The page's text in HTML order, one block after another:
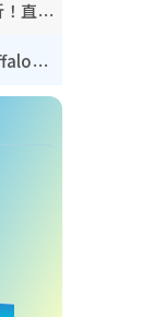
開倉優惠｜馬拉松開倉低至3折！直擊$99起買adidas／New Balance／Puma鞋款 STANLEY保溫杯劈價至$119起
廚具優惠｜普樂氏/意美廚/Buffalo廚具低至3折！$89起買煎鍋／炒鑊／個人鍋 同場小家電激減至$99起